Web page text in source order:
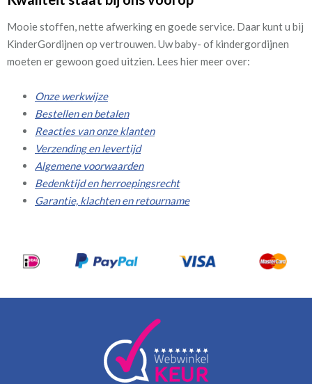
Mooie stoffen, nette afwerking en goede service. Daar kunt u bij
KinderGordijnen op vertrouwen. Uw baby- of kindergordijnen
moeten er gewoon goed uitzien. Lees hier meer over:
Onze werkwijze
Bestellen en betalen
Reacties van onze klanten
Verzending en levertijd
Algemene voorwaarden
Bedenktijd en herroepingsrecht
Garantie, klachten en retourname